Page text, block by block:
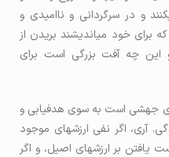
و در سرگردانی و ناامیدی و
برای خود می­اندیشند بریدن از
این چه آفت بزرگی است برای
جهشی است به سوی هدف­یابی و
آری، اگر نفی ارزش­های موجود
یافتن بر ارزش­های اصیل، و اگر